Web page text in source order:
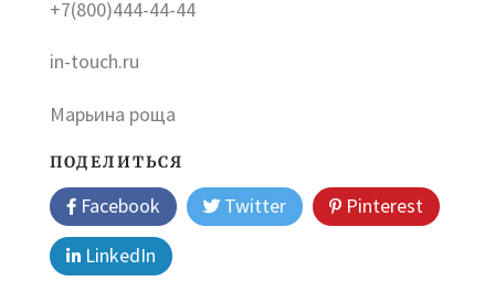
+7(800)444-44-44
in-touch.ru
Марьина роща
ПОДЕЛИТЬСЯ
Facebook Twitter
Pinterest
LinkedIn